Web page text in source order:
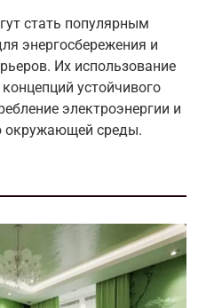
стать популярным
энергосбережения и
Их использование
устойчивого
электроэнергии и
окружающей среды.